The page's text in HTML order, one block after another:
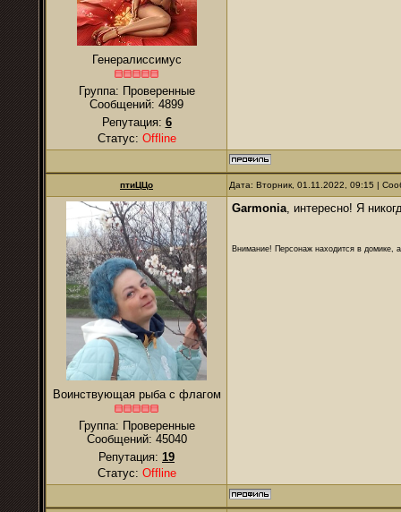
Генералиссимус
Группа: Проверенные
Сообщений: 4899
Репутация: 6
Статус: Offline
птиЦЦо Дата: Вторник, 01.11.2022, 09:15 |
Воинствующая рыба с флагом
Группа: Проверенные
Сообщений: 45040
Репутация: 19
Статус: Offline
Garmonia, интересно! Я
Внимание! Персонаж находится в домике,